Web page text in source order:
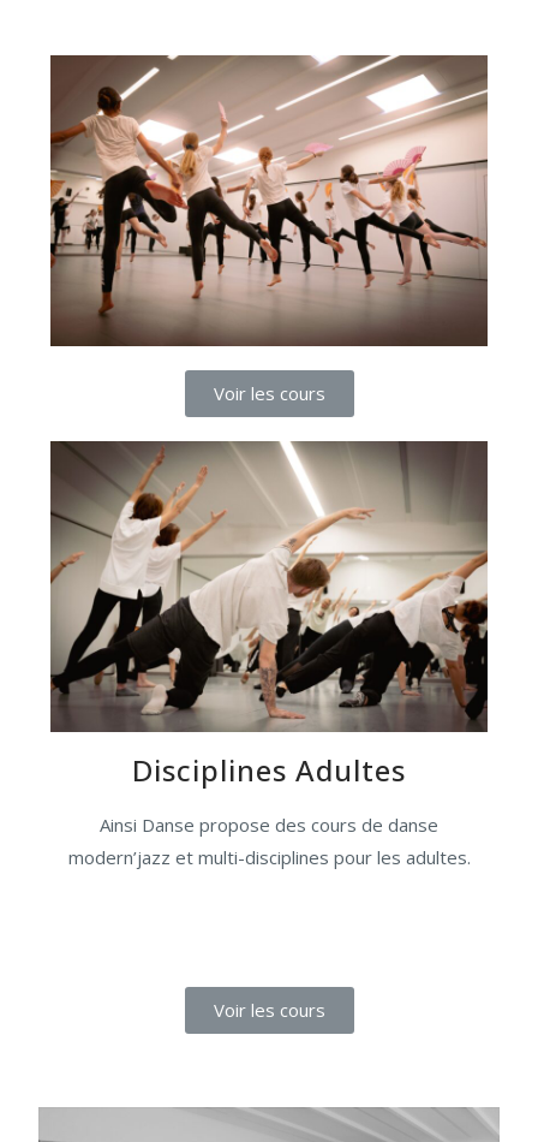
Voir les cours
Disciplines Adultes
Ainsi Danse propose des cours de danse
modern’jazz et multi-disciplines pour les adultes.
Voir les cours